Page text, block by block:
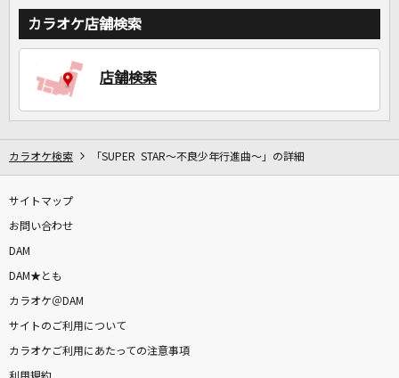
カラオケ店舗検索
店舗検索
カラオケ検索 「SUPER STAR～不良少年行進曲～」の詳細
サイトマップ
お問い合わせ
DAM
DAM★とも
カラオケ＠DAM
サイトのご利用について
カラオケご利用にあたっての注意事項